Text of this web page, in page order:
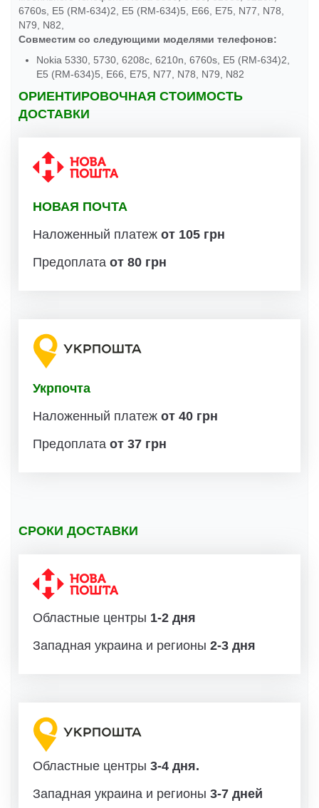
6760s, E5 (RM-634)2, E5 (RM-634)5, E66, E75, N77, N78,
N79, N82,
Совместим со следующими моделями телефонов:
Nokia 5330, 5730, 6208c, 6210n, 6760s, E5 (RM-634)2,
E5 (RM-634)5, E66, E75, N77, N78, N79, N82
ОРИЕНТИРОВОЧНАЯ СТОИМОСТЬ
ДОСТАВКИ
НОВАЯ ПОЧТА
Наложенный платеж от 105 грн
Предоплата от 80 грн
Укрпочта
Наложенный платеж от 40 грн
Предоплата от 37 грн
СРОКИ ДОСТАВКИ
Областные центры 1-2 дня
Западная украина и регионы 2-3 дня
Областные центры 3-4 дня.
Западная украина и регионы 3-7 дней